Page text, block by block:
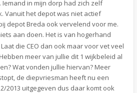
Iemand in mijn dorp had zich zelf
Vanuit het depot was niet actief
depot Breda ook vervelend voor me.
aan doen. Het is van hogerhand
die CEO dan ook maar voor vet veel
meer van jullie dit 1 wijkbeleid al
Wat vonden jullie hiervan? Meer
de diepvriesman heeft nu een
2013 uitgegeven dus daar komt ook